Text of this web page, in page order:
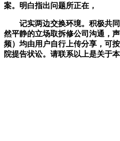
案。明白指出问题所正在，
记实两边交换环境。积极共同
然平静的立场取拆修公司沟通，
频）均由用户自行上传分享，可
院提告状讼。请联系以上是关于